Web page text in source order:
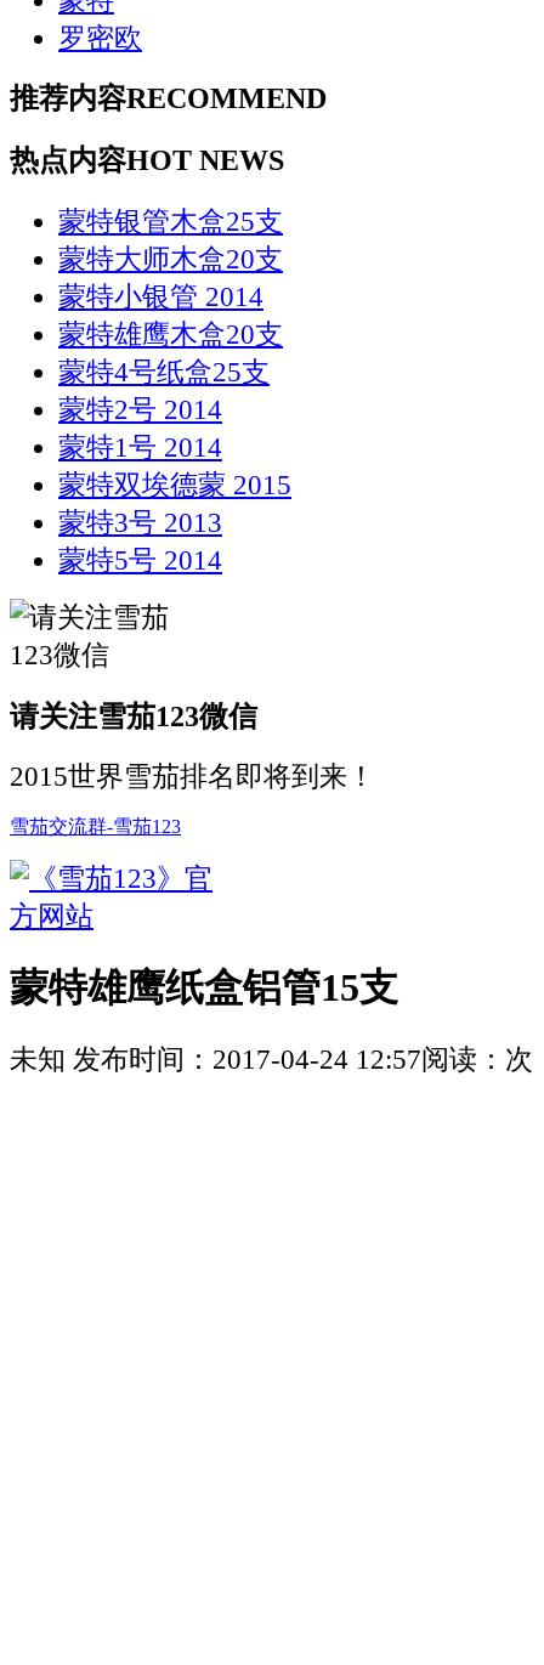
罗密欧
推荐内容RECOMMEND
热点内容HOT NEWS
蒙特银管木盒25支
蒙特大师木盒20支
蒙特小银管 2014
蒙特雄鹰木盒20支
蒙特4号纸盒25支
蒙特2号 2014
蒙特1号 2014
蒙特双埃德蒙 2015
蒙特3号 2013
蒙特5号 2014
请关注雪茄123微信
2015世界雪茄排名即将到来！
雪茄交流群-雪茄123
蒙特雄鹰纸盒铝管15支
未知 发布时间： 2017-04-24 12:57阅读： 次